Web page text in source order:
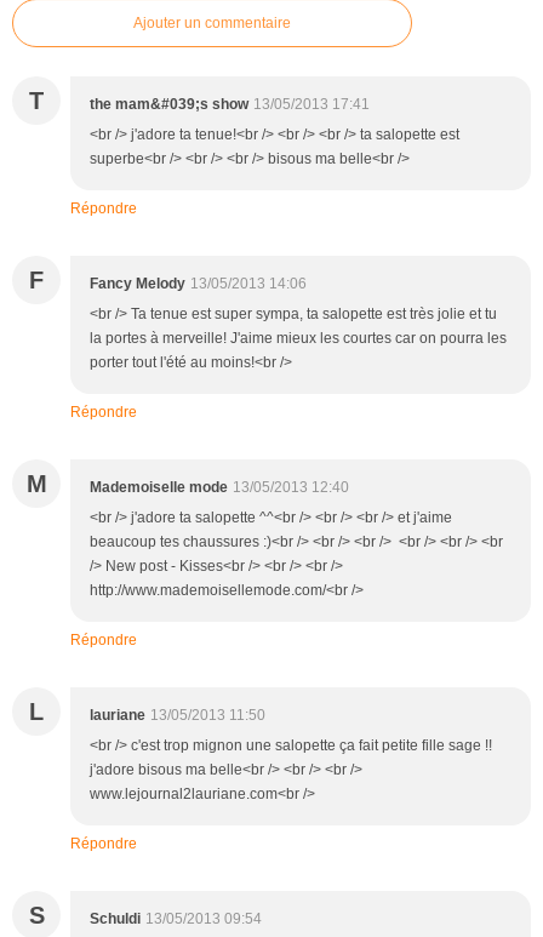
Ajouter un commentaire
T the mam&#039;s show 13/05/2013 17:41
<br /> j'adore ta tenue!<br /> <br /> <br /> ta salopette est
superbe<br /> <br /> <br /> bisous ma belle<br />
Répondre
F Fancy Melody 13/05/2013 14:06
<br /> Ta tenue est super sympa, ta salopette est très jolie et tu
la portes à merveille! J'aime mieux les courtes car on pourra les
porter tout l'été au moins!<br />
Répondre
M Mademoiselle mode 13/05/2013 12:40
<br /> j'adore ta salopette ^^<br /> <br /> <br /> et j'aime
beaucoup tes chaussures :)<br /> <br /> <br /> <br /> <br /> <br
/> New post - Kisses<br /> <br /> <br />
http://www.mademoisellemode.com/<br />
Répondre
L lauriane 13/05/2013 11:50
<br /> c'est trop mignon une salopette ça fait petite fille sage !!
j'adore bisous ma belle<br /> <br /> <br />
www.lejournal2lauriane.com<br />
Répondre
S Schuldi 13/05/2013 09:54